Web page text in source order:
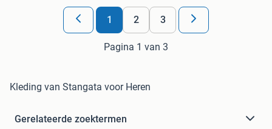
1 2 3
Pagina 1 van 3
Kleding van Stangata voor Heren
Gerelateerde zoektermen